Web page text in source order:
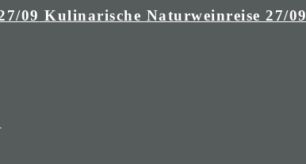
Kulinarische Naturweinreise 27/09